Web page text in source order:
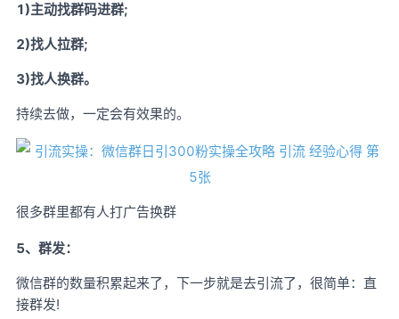
1)主动找群码进群;
2)找人拉群;
3)找人换群。
持续去做，一定会有效果的。
很多群里都有人打广告换群
5、群发：
微信群的数量积累起来了，下一步就是去引流了，很简单：直
接群发!